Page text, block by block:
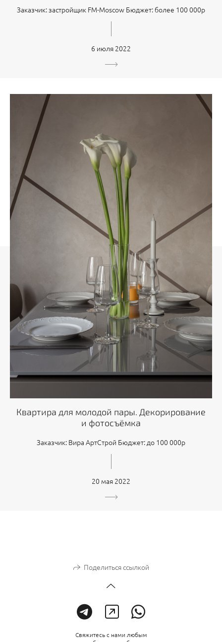
Заказчик: застройщик FM-Moscow Бюджет: более 100 000р
6 июля 2022
Квартира для молодой пары. Декорирование
и фотосъёмка
Заказчик: Вира АртСтрой Бюджет: до 100 000р
20 мая 2022
Поделиться ссылкой
Свяжитесь с нами любым